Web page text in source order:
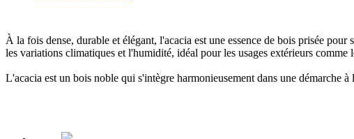
À la fois dense, durable et élégant, l'acacia est une essence de bois prisée pour
les variations climatiques et l'humidité, idéal pour les usages extérieurs comme
L'acacia est un bois noble qui s'intègre harmonieusement dans une démarche